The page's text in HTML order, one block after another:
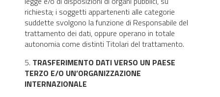
richiesta; i soggetti appartenenti alle categorie
suddette svolgono la funzione di Responsabile del
trattamento dei dati, oppure operano in totale
autonomia come distinti Titolari del trattamento.
5. TRASFERIMENTO DATI VERSO UN PAESE
TERZO E/O UN’ORGANIZZAZIONE
INTERNAZIONALE